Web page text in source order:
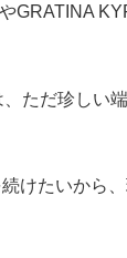
GRATINA
ただ珍しい
けたいから